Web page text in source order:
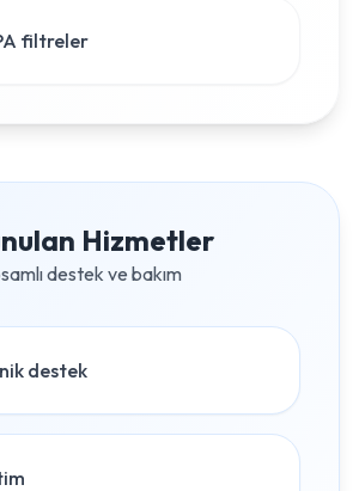
filtreler
Hizmetler
destek ve bakım
destek